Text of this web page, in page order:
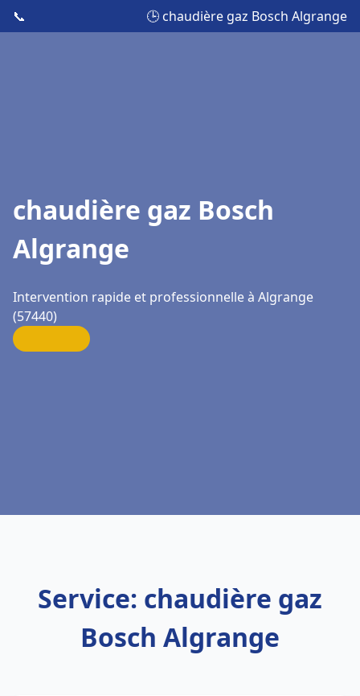
📞 🕒 chaudière gaz Bosch Algrange
chaudière gaz Bosch
Algrange
Intervention rapide et professionnelle à Algrange
(57440)
Service: chaudière gaz
Bosch Algrange